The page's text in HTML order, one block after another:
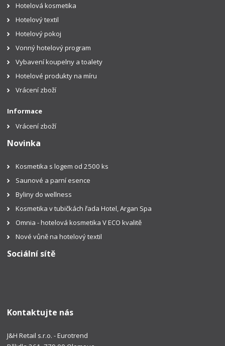
Hotelová kosmetika
Hotelový textil
Hotelový pokoj
Vonný hotelový program
Vybavení koupelny a toalety
Hotelové produkty na míru
Vrácení zboží
Informace
Vrácení zboží
Novinka
Kosmetika s logem od 2500 ks
Saunové a parní esence
Byliny do wellness
Kosmetika v tubičkách řada Hotel, Argan Spa
Omnia - hotelová kosmetika V ECO kvalitě
Nové vůně na hotelový textil
Sociální sítě
Kontaktujte nás
J&H Retail s.r.o. - Eurotrend